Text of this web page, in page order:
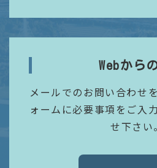
Webから
メールでのお問い合わせ
ォームに必要事項をご入
せ下さい。